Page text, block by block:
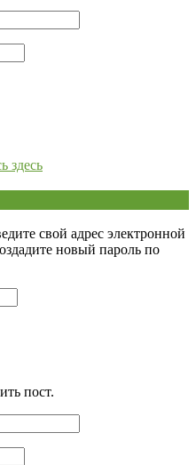
здесь
свой адрес электронной
новый пароль по
пост.